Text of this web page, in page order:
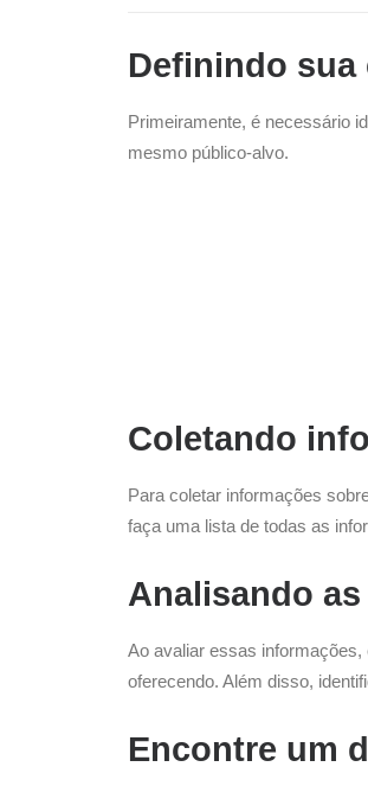
Definindo
Primeiramente, é necessário
mesmo público-alvo.
Coletando
Para coletar informações
faça uma lista de todas as
Analisando
Ao avaliar essas
oferecendo. Além disso,
Encontre um